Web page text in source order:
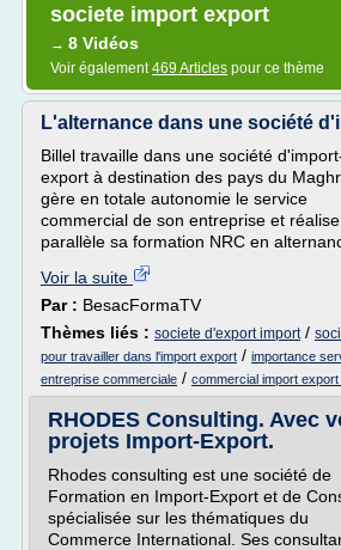
societe import export
→ 8 Vidéos
Voir également469 Articles pour ce thème
L'alternance dans une société
Billel travaille dans une société
export à destination des pays du
gère en totale autonomie le service
commercial de son entreprise et
parallèle sa formation NRC en
Voir la suite
Par : BesacFormaTV
Thèmes liés : societe d'export import/
pour travailler dans l'import export / importance
entreprise commerciale / commercial import
RHODES Consulting. Avec
projets Import-Export.
Rhodes consulting est une société de
Formation en Import-Export et de
spécialisée sur les thématiques du
Commerce International. Ses